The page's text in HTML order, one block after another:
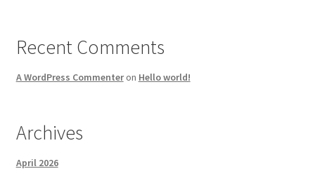
Recent Comments
A WordPress Commenteron Hello world!
Archives
April 2026